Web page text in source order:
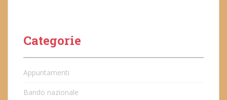
Categorie
Appuntamenti
Bando nazionale